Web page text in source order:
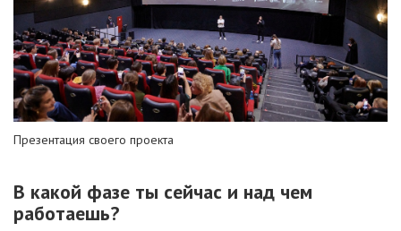
Презентация своего проекта
В какой фазе ты сейчас и над чем
работаешь?